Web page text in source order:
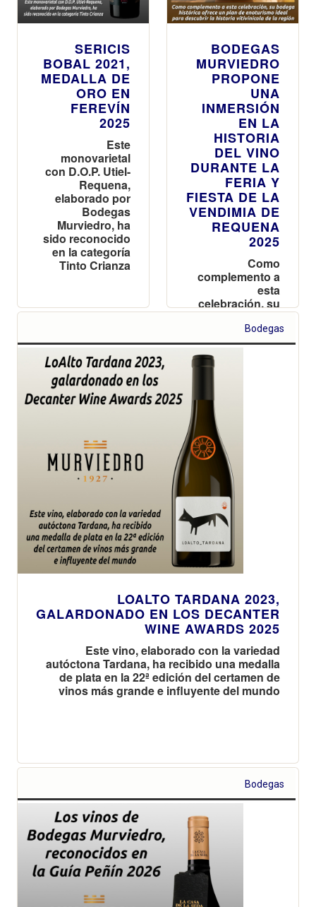
SERICIS
BOBAL 2021,
MEDALLA DE
ORO EN
FEREVÍN
2025
Este
monovarietal
con D.O.P. Utiel-
Requena,
elaborado por
Bodegas
Murviedro, ha
sido reconocido
en la categoría
Tinto Crianza
BODEGAS
MURVIEDRO
PROPONE
UNA
INMERSIÓN
EN LA
HISTORIA
DEL VINO
DURANTE LA
FERIA Y
FIESTA DE LA
VENDIMIA DE
REQUENA
2025
Como
complemento a
esta
celebración, su
bodega
histórica ofrece
un plan de
vitivinícola de la
Bodegas
LOALTO TARDANA 2023,
GALARDONADO EN LOS DECANTER
WINE AWARDS 2025
Este vino, elaborado con la variedad
autóctona Tardana, ha recibido una medalla
de plata en la 22ª edición del certamen de
vinos más grande e influyente del mundo
Bodegas